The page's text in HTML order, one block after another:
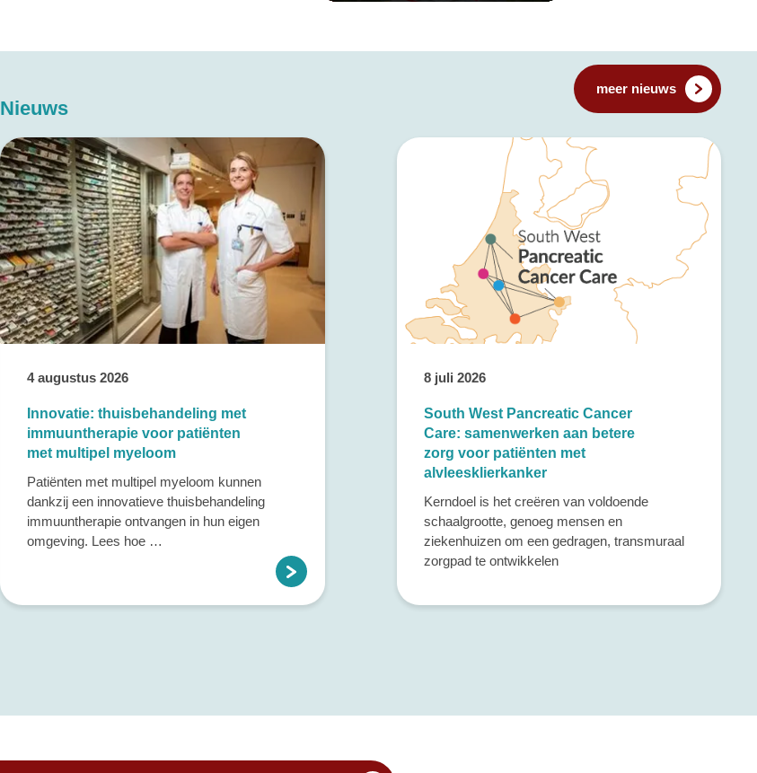
Nieuws
meer nieuws
4 augustus 2026
Innovatie: thuisbehandeling met
immuuntherapie voor patiënten
met multipel myeloom
Patiënten met multipel myeloom kunnen
dankzij een innovatieve thuisbehandeling
immuuntherapie ontvangen in hun eigen
omgeving. Lees hoe …
8 juli 2026
South West Pancreatic Cancer
Care: samenwerken aan betere
zorg voor patiënten met
alvleesklierkanker
Kerndoel is het creëren van voldoende
schaalgrootte, genoeg mensen en
ziekenhuizen om een gedragen, transmuraal
zorgpad te ontwikkelen